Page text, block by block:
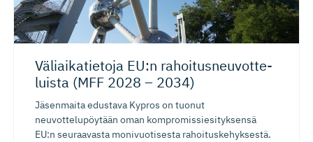
Väliaikatietoja EU:n rahoitusneu­vot­te­
luista (MFF 2028 – 2034)
Jäsenmaita edustava Kypros on tuonut
neuvottelupöytään oman kompromissiesityksensä
EU:n seuraavasta monivuotisesta rahoituskehyksestä.